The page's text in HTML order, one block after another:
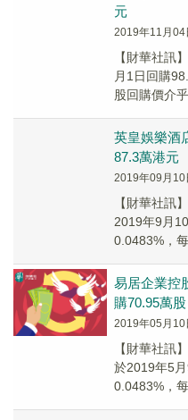
元
2019年11月04
【財華社訊
月1日回購
股回購價介
英皇娛樂酒
87.3萬港元
2019年09月10
【財華社訊
2019年9月
0.0483%，
易居企業控
購70.95萬股
2019年05月10
【財華社訊
於2019年5
0.0483%，